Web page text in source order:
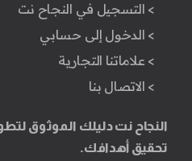
> التسجيل في النجاح نت
> الدخول إلى حسابي
> علاماتنا التجارية
> الاتصال بنا
النجاح نت دليلك الموثوق
تحقيق أهدافك.